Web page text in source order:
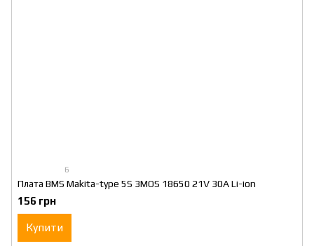
6
Плата BMS Makita-type 5S 3MOS 18650 21V 30A Li-ion
156 грн
Купити